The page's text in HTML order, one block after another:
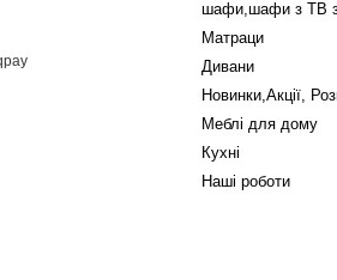
шафи,шафи з ТВ
Матраци
Дивани
Новинки,Акції,
Меблі для дому
Кухні
Наші роботи